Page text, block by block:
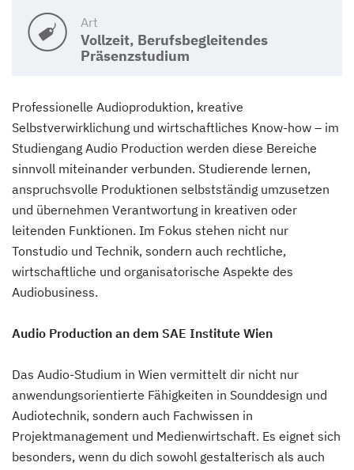
Art
Vollzeit, Berufsbegleitendes
Präsenzstudium
Professionelle Audioproduktion, kreative
Selbstverwirklichung und wirtschaftliches Know-how – im
Studiengang Audio Production werden diese Bereiche
sinnvoll miteinander verbunden. Studierende lernen,
anspruchsvolle Produktionen selbstständig umzusetzen
und übernehmen Verantwortung in kreativen oder
leitenden Funktionen. Im Fokus stehen nicht nur
Tonstudio und Technik, sondern auch rechtliche,
wirtschaftliche und organisatorische Aspekte des
Audiobusiness.
Audio Production an dem SAE Institute Wien
Das Audio-Studium in Wien vermittelt dir nicht nur
anwendungsorientierte Fähigkeiten in Sounddesign und
Audiotechnik, sondern auch Fachwissen in
Projektmanagement und Medienwirtschaft. Es eignet sich
besonders, wenn du dich sowohl gestalterisch als auch